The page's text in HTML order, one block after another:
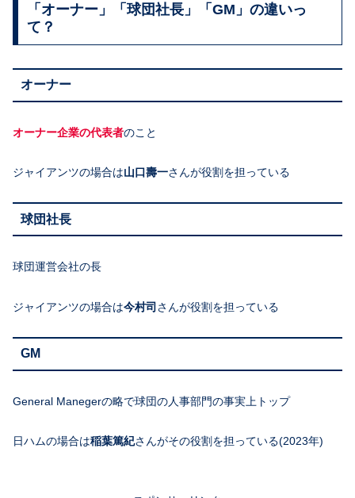
「オーナー」「球団社長」「GM」の違いっ
て？
オーナー
オーナー企業の代表者のこと
ジャイアンツの場合は山口壽一さんが役割を担っている
球団社長
球団運営会社の長
ジャイアンツの場合は今村司さんが役割を担っている
GM
General Manegerの略で球団の人事部門の事実上トップ
日ハムの場合は稲葉篤紀さんがその役割を担っている(2023年)